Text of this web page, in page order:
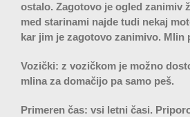
ostalo. Zagotovo je ogled zanimiv
med starinami najde tudi nekaj
kar jim je zagotovo zanimivo. Mlin
Vozički: z vozičkom je možno
mlina za domačijo pa samo peš.
Primeren čas: vsi letni časi.